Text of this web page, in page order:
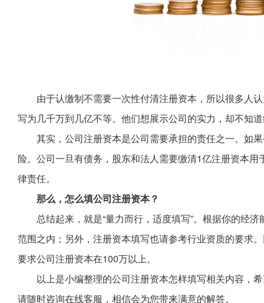
由于认缴制不需要一次性付清注册资本，所以很多人
写为几千万到几亿不等。他们想展示公司的实力，却不知
其实，公司注册资本是公司需要承担的责任之一。如
险。公司一旦有债务，股东和法人需要缴清1亿注册资本
律责任。
那么，怎么填公司注册资本？
总结起来，就是“量力而行，适度填写”。根据你的经
范围之内；另外，注册资本填写也请参考行业资质的要求
要求公司注册资本在100万以上。
以上是小编整理的公司注册资本怎样填写相关内容，
请随时咨询在线客服，相信会为您带来满意的解答。